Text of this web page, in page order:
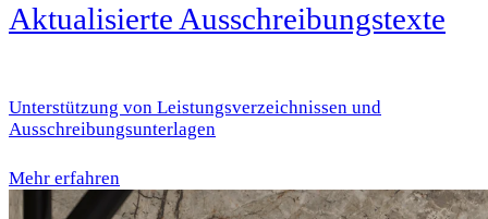
Aktualisierte Ausschreibungstexte
Unterstützung von Leistungsverzeichnissen und
Ausschreibungsunterlagen
Mehr erfahren